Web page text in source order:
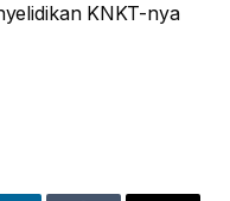
KNKT-nya